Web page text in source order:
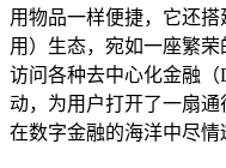
用物品一样便捷，它还
用）生态，宛如一座繁
访问各种去中心化金融
动，为用户打开了一扇
在数字金融的海洋中尽情